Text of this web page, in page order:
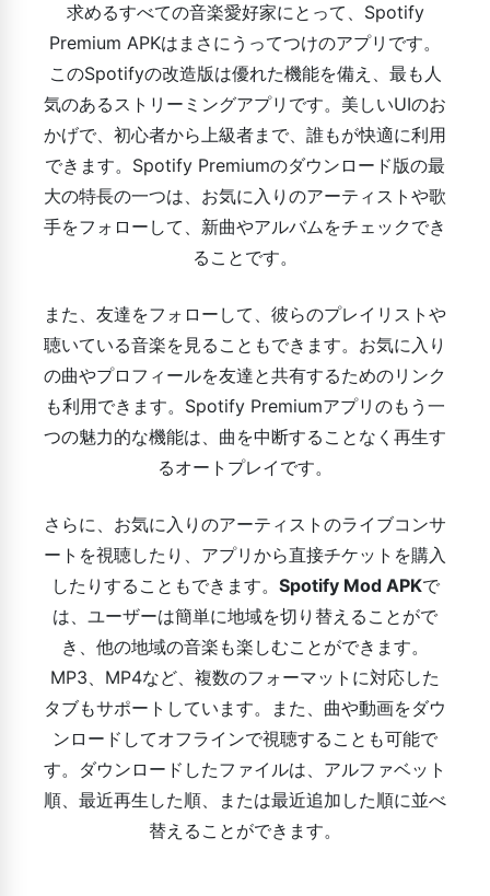
求めるすべての音楽愛好家にとって、Spotify
Premium APKはまさにうってつけのアプリです。
このSpotifyの改造版は優れた機能を備え、最も人
気のあるストリーミングアプリです。美しいUIのお
かげで、初心者から上級者まで、誰もが快適に利用
できます。Spotify Premiumのダウンロード版の最
大の特長の一つは、お気に入りのアーティストや歌
手をフォローして、新曲やアルバムをチェックでき
ることです。
また、友達をフォローして、彼らのプレイリストや
聴いている音楽を見ることもできます。お気に入り
の曲やプロフィールを友達と共有するためのリンク
も利用できます。Spotify Premiumアプリのもう一
つの魅力的な機能は、曲を中断することなく再生す
るオートプレイです。
さらに、お気に入りのアーティストのライブコンサ
ートを視聴したり、アプリから直接チケットを購入
したりすることもできます。 Spotify Mod APKで
は、ユーザーは簡単に地域を切り替えることがで
き、他の地域の音楽も楽しむことができます。
MP3、MP4など、複数のフォーマットに対応した
タブもサポートしています。また、曲や動画をダウ
ンロードしてオフラインで視聴することも可能で
す。ダウンロードしたファイルは、アルファベット
順、最近再生した順、または最近追加した順に並べ
替えることができます。